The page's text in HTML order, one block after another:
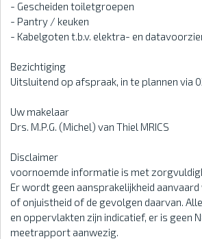
- Gescheiden toiletgroepen
- Pantry / keuken
- Kabelgoten t.b.v. elektra- en
Bezichtiging
Uitsluitend op afspraak, in te plannen via
Uw makelaar
Drs. M.P.G. (Michel) van Thiel MRICS
Disclaimer
voornoemde informatie is met
Er wordt geen aansprakelijkheid
of onjuistheid of de gevolgen daarvan.
en oppervlakten zijn indicatief, er is geen
meetrapport aanwezig.